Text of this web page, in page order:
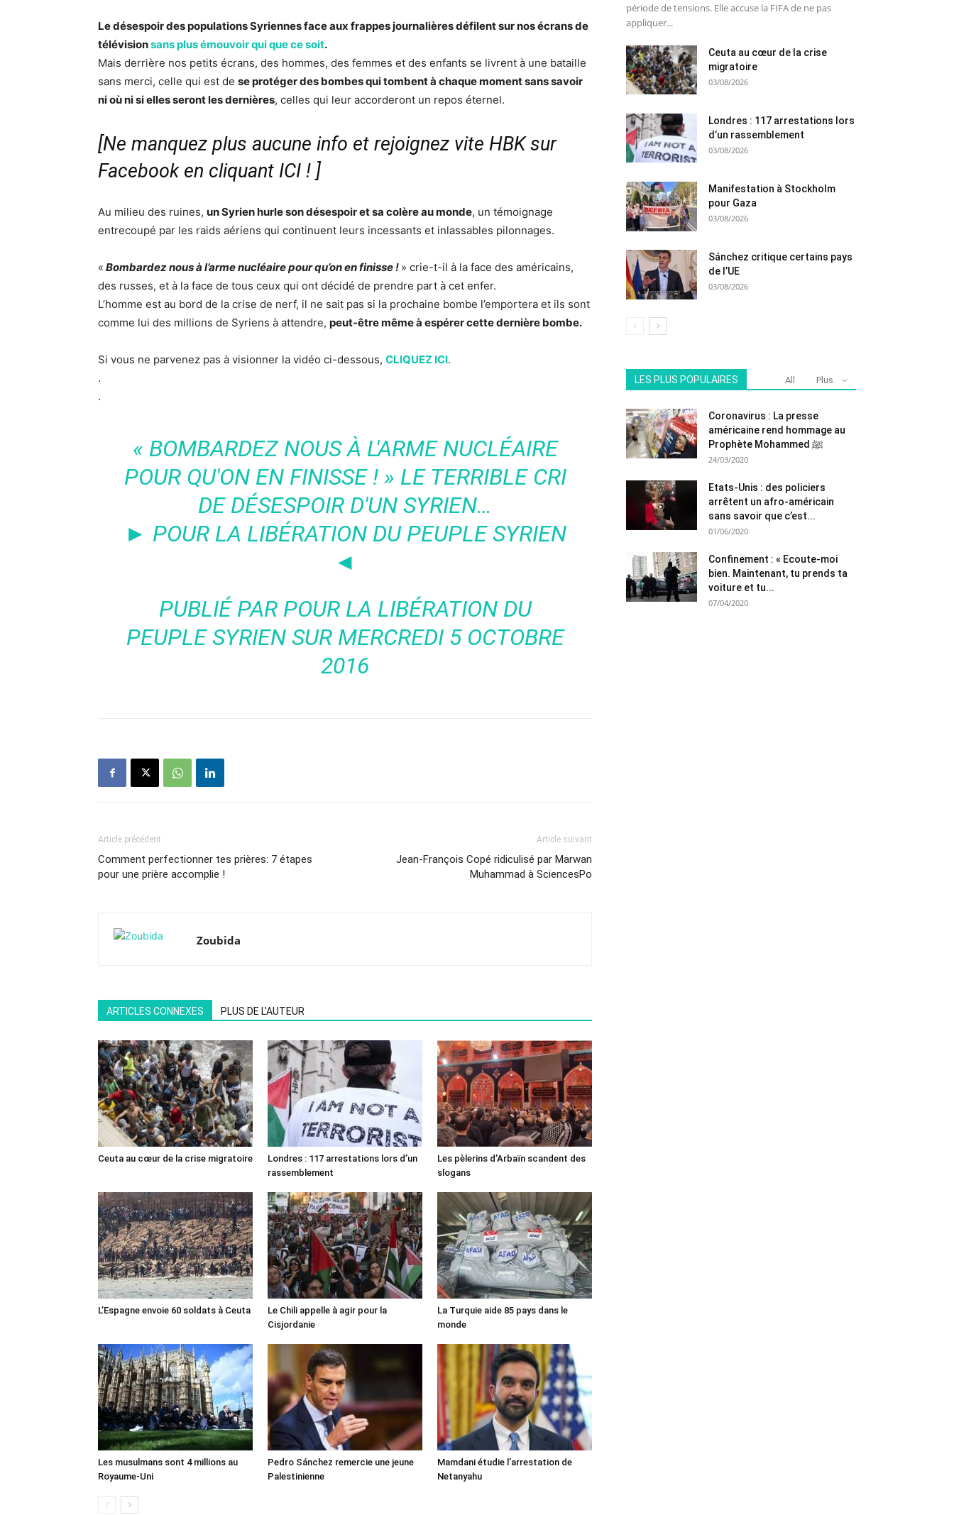
Le désespoir des populations Syriennes face aux frappes journalières défilent sur nos écrans de
télévisionsans plus émouvoir qui que ce soit.
Mais derrière nos petits écrans, des hommes, des femmes et des enfants se livrent à une bataille
sans merci, celle qui est de se protéger des bombes qui tombent à chaque moment sans savoir
ni où ni si elles seront les dernières, celles qui leur accorderont un repos éternel.
[Ne manquez plus aucune info et rejoignez vite HBK sur
Facebook en cliquant ICI ! ]
Au milieu des ruines, un Syrien hurle son désespoir et sa colère au monde, un témoignage
entrecoupé par les raids aériens qui continuent leurs incessants et inlassables pilonnages.
« Bombardez nous à l’arme nucléaire pour qu’on en finisse ! » crie-t-il à la face des américains,
des russes, et à la face de tous ceux qui ont décidé de prendre part à cet enfer.
L’homme est au bord de la crise de nerf, il ne sait pas si la prochaine bombe l’emportera et ils sont
comme lui des millions de Syriens à attendre, peut-être même à espérer cette dernière bombe.
Si vous ne parvenez pas à visionner la vidéo ci-dessous, CLIQUEZ ICI.
.
.
« BOMBARDEZ NOUS À L'ARME NUCLÉAIRE
POUR QU'ON EN FINISSE ! » LE TERRIBLE CRI
DE DÉSESPOIR D'UN SYRIEN…
► POUR LA LIBÉRATION DU PEUPLE SYRIEN
◄
PUBLIÉ PAR POUR LA LIBÉRATION DU
PEUPLE SYRIENSUR MERCREDI 5 OCTOBRE
2016
Article précédent
Comment perfectionner tes prières: 7 étapes
pour une prière accomplie !
Article suivant
Jean-François Copé ridiculisé par Marwan
Muhammad à SciencesPo
Zoubida
ARTICLES CONNEXES PLUS DE L'AUTEUR
Ceuta au cœur de la crise migratoire
Londres : 117 arrestations lors d’un
rassemblement
Les pèlerins d’Arbaïn scandent des
slogans
L’Espagne envoie 60 soldats à Ceuta
Le Chili appelle à agir pour la
Cisjordanie
La Turquie aide 85 pays dans le
monde
Les musulmans sont 4 millions au
Royaume-Uni
Pedro Sánchez remercie une jeune
Palestinienne
Mamdani étudie l’arrestation de
Netanyahu
période de tensions. Elle accuse la FIFA de ne pas
appliquer...
Ceuta au cœur de la crise
migratoire
03/08/2026
Londres : 117 arrestations lors
d’un rassemblement
03/08/2026
Manifestation à Stockholm
pour Gaza
03/08/2026
Sánchez critique certains pays
de l’UE
03/08/2026
LES PLUS POPULAIRES All Plus
Coronavirus : La presse
américaine rend hommage au
Prophète Mohammed ﷺ
24/03/2020
Etats-Unis : des policiers
arrêtent un afro-américain
sans savoir que c’est...
01/06/2020
Confinement : « Ecoute-moi
bien. Maintenant, tu prends ta
voiture et tu...
07/04/2020